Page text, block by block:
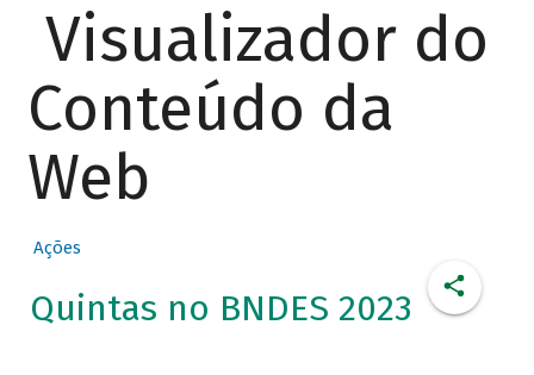
Visualizador do
Conteúdo da
Web
Ações
Quintas no BNDES 2023